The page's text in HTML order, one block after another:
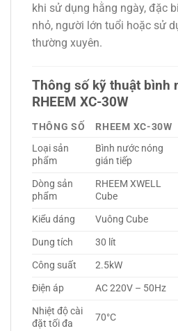
khi sử dụng hằng ngày, đặc
nhỏ, người lớn tuổi hoặc sử
thường xuyên.
Thông số kỹ thuật bình
RHEEM XC-30W
THÔNG SỐ
RHEEM XC-30W
Loại sản
phẩm
Bình nước nóng
gián tiếp
Dòng sản
phẩm
RHEEM XWELL
Cube
Kiểu dáng
Vuông Cube
Dung tích
30 lít
Công suất
2.5kW
Điện áp
AC 220V – 50Hz
Nhiệt độ cài
đặt tối đa
70°C